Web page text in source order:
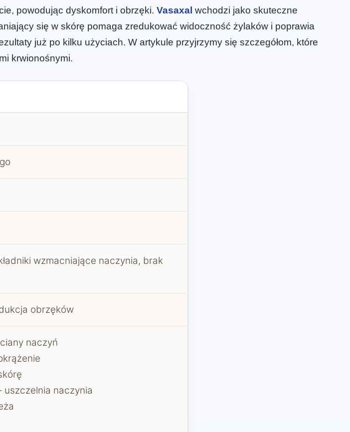
powodując dyskomfort i obrzęki. Vasaxal wchodzi jako skuteczne
się w skórę pomaga zredukować widoczność żylaków i poprawia
już po kilku użyciach. W artykule przyjrzymy się szczegółom, które
krwionośnymi.
wzmacniające naczynia, brak
obrzęków
naczyń
uszczelnia naczynia